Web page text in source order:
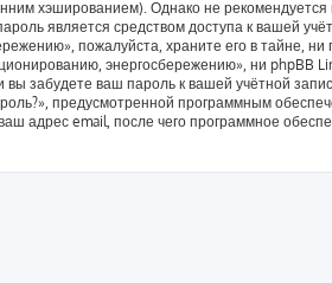
хэшированием). Однако не рекомендуется
является средством доступа к вашей
пожалуйста, храните его в тайне, ни
энергосбережению», ни phpBB
забудете ваш пароль к вашей учётной
предусмотренной программным
адрес email, после чего программное